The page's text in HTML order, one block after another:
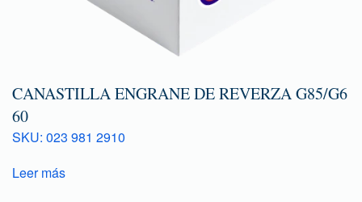
CANASTILLA ENGRANE DE REVERZA G85/G6
60
SKU: 023 981 2910
Leer más